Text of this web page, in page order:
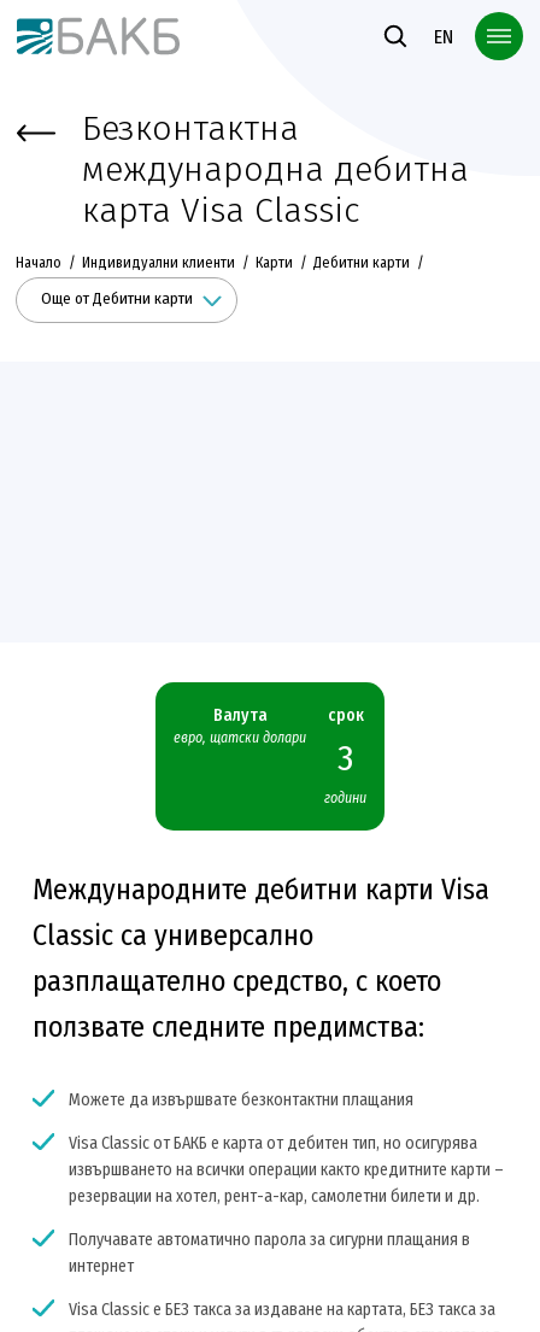
Към основното съдържание
EN
Безконтактна
международна дебитна
карта Visa Classic
Начало Индивидуални клиенти Карти Дебитни карти
Още от Дебитни карти
Валута
евро, щатски долари
срок
3
години
Международните дебитни карти Visa
Classic са универсално
разплащателно средство, с което
ползвате следните предимства:
Можете да извършвате безконтактни плащания
Visa Classic от БАКБ е карта от дебитен тип, но осигурява
извършването на всички операции както кредитните карти –
резервации на хотел, рент-а-кар, самолетни билети и др.
Получавате автоматично парола за сигурни плащания в
интернет
Visa Classic е БЕЗ такса за издаване на картата, БЕЗ такса за